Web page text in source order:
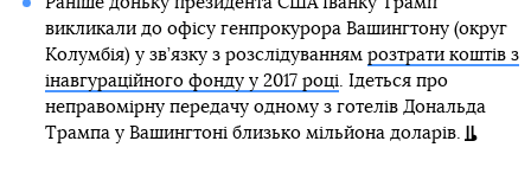
викликали до офісу генпрокурора Вашингтону (округ
Колумбія) у зв’язку з розслідуванням розтрати коштів з
інавгураційного фонду у 2017 році. Ідеться про
неправомірну передачу одному з готелів Дональда
Трампа у Вашингтоні близько мільйона доларів.